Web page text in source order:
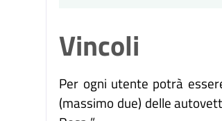
Vincoli
Per ogni utente potrà
(massimo due) delle